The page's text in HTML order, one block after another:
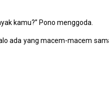
kamu?” Pono menggoda.
ada yang macem-macem